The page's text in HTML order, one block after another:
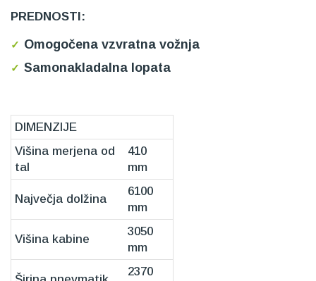
PREDNOSTI:
Omogočena vzvratna vožnja
Samonakladalna lopata
DIMENZIJE
Višina merjena od
tal
410
mm
Največja dolžina
6100
mm
Višina kabine
3050
mm
2370